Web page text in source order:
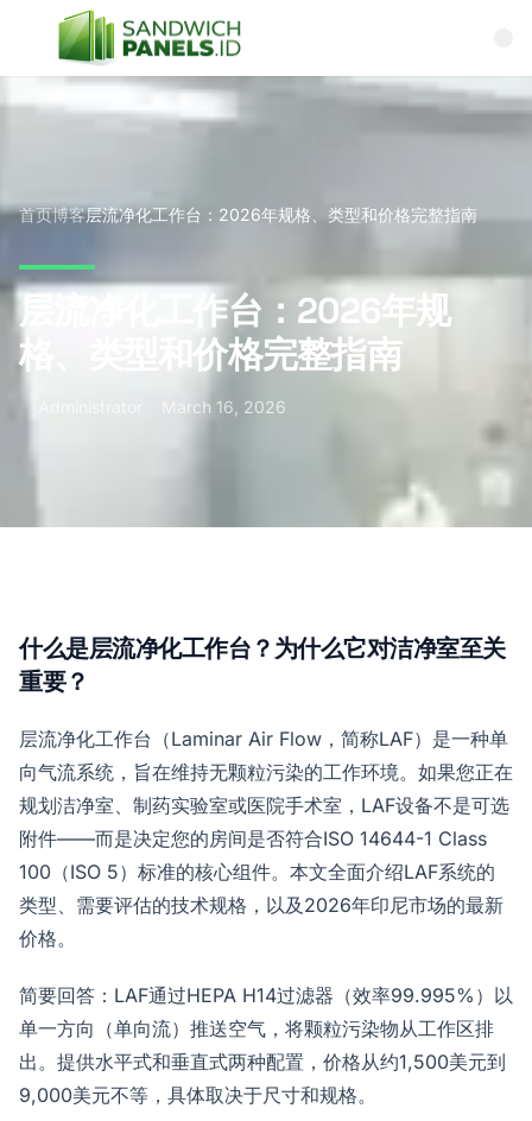
Skip to content
首页博客层流净化工作台：2026年规格、类型和价格完整指南
层流净化工作台：2026年规
格、类型和价格完整指南
March 16, 2026
什么是层流净化工作台？为什么它对洁净室至关
重要？
层流净化工作台（Laminar Air Flow，简称LAF）是一种单
向气流系统，旨在维持无颗粒污染的工作环境。如果您正在
规划洁净室、制药实验室或医院手术室，LAF设备不是可选
附件——而是决定您的房间是否符合ISO 14644-1 Class
100（ISO 5）标准的核心组件。本文全面介绍LAF系统的
类型、需要评估的技术规格，以及2026年印尼市场的最新
价格。
简要回答：LAF通过HEPA H14过滤器（效率99.995%）以
单一方向（单向流）推送空气，将颗粒污染物从工作区排
出。提供水平式和垂直式两种配置，价格从约1,500美元到
9,000美元不等，具体取决于尺寸和规格。